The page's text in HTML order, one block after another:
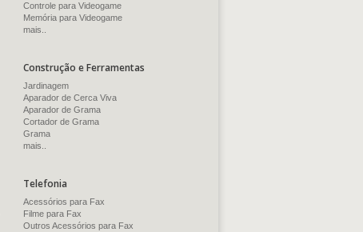
Controle para Videogame
Memória para Videogame
mais..
Construção e Ferramentas
Jardinagem
Aparador de Cerca Viva
Aparador de Grama
Cortador de Grama
Grama
mais..
Telefonia
Acessórios para Fax
Filme para Fax
Outros Acessórios para Fax